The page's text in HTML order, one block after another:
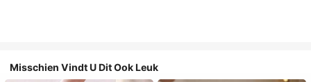
Misschien Vindt U Dit Ook Leuk